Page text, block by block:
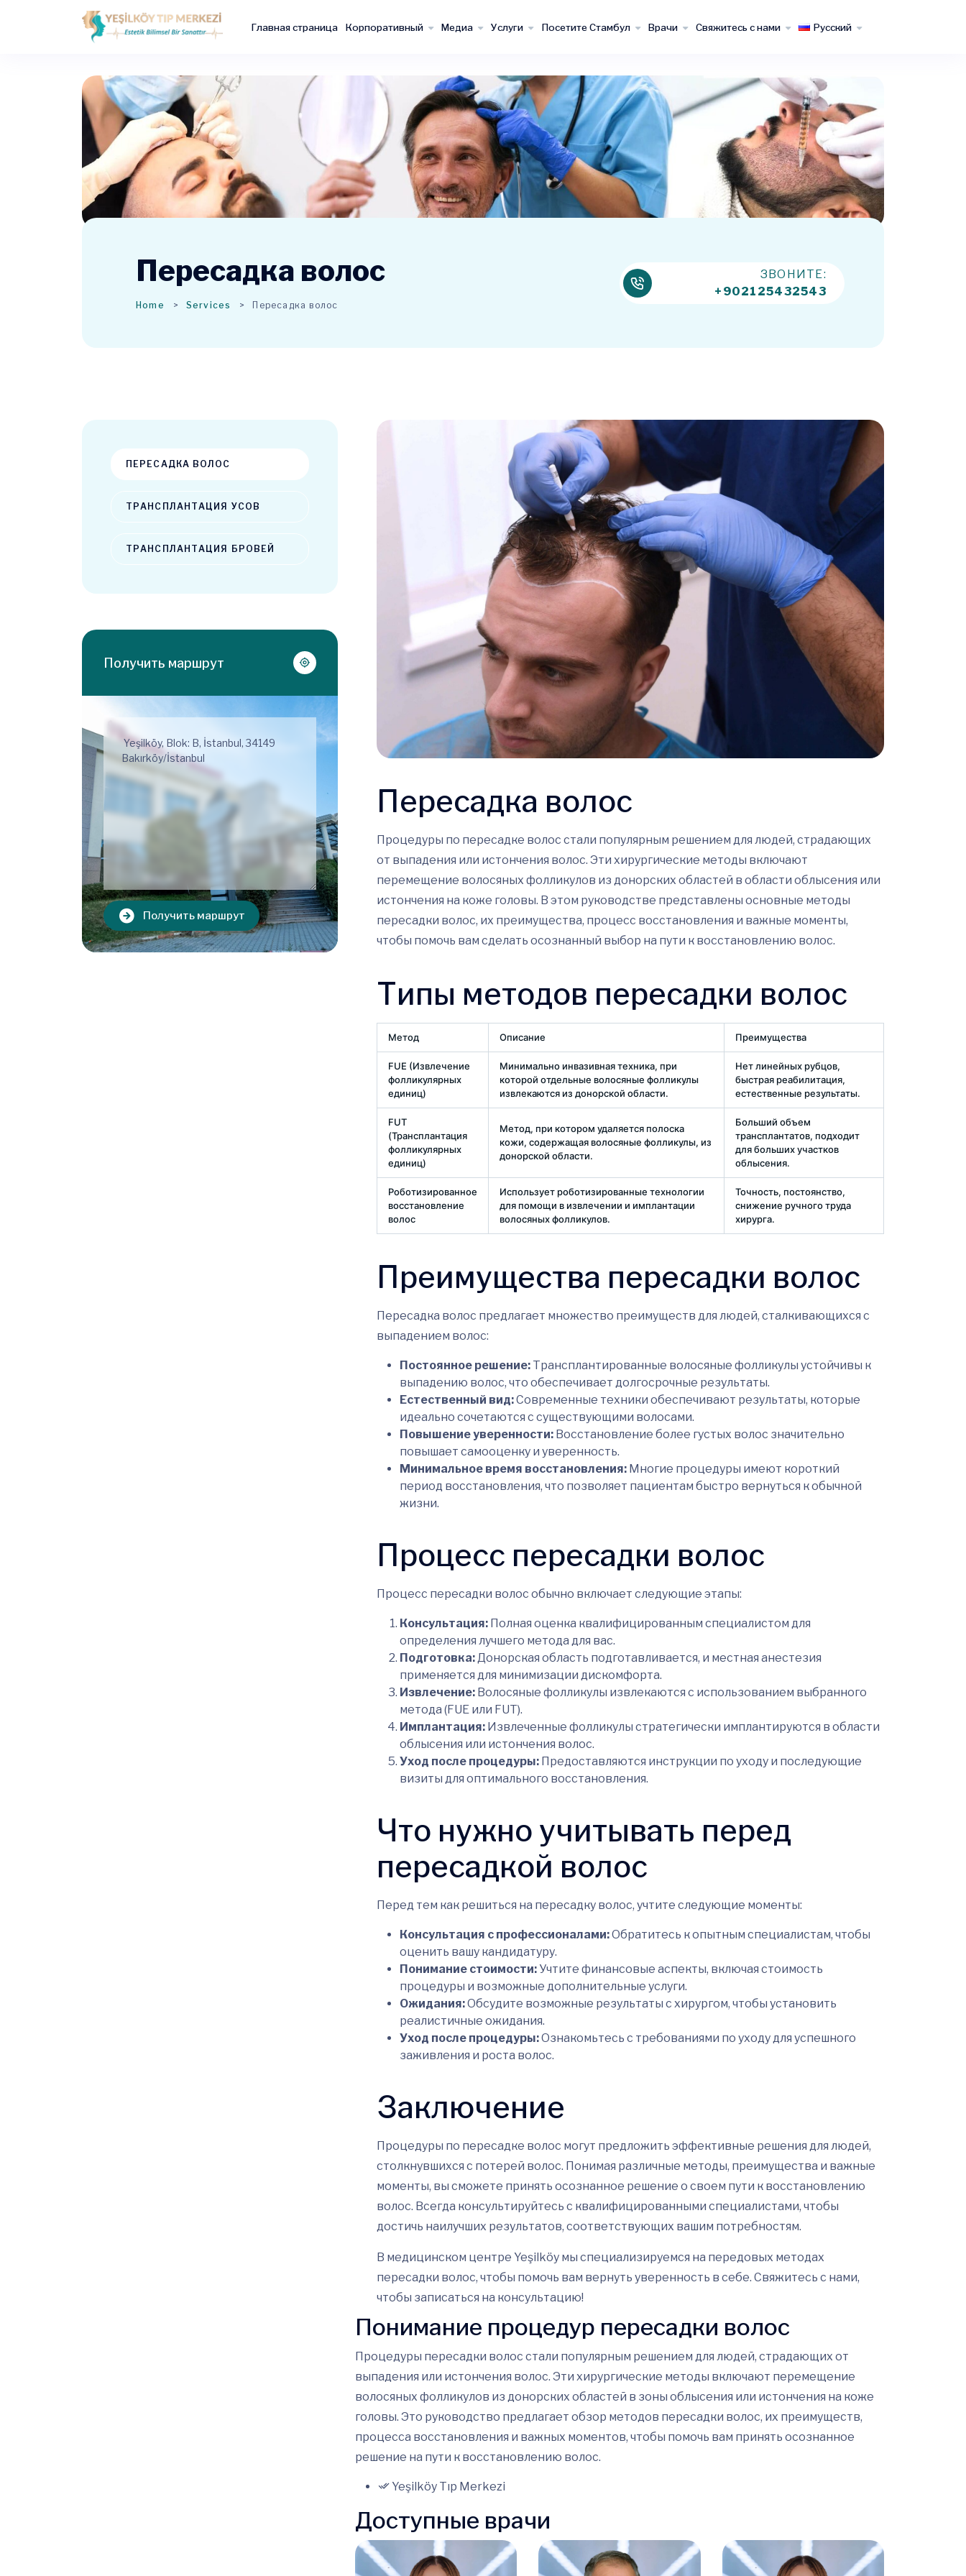
Главная страница Корпоративный Медиа Услуги Посетите Стамбул Врачи Свяжитесь с нами Русский
Пересадка волос
Home Services Пересадка волос
ЗВОНИТЕ:
+902125432543
ПЕРЕСАДКА ВОЛОС
ТРАНСПЛАНТАЦИЯ УСОВ
ТРАНСПЛАНТАЦИЯ БРОВЕЙ
Получить маршрут
Получить маршрут
Пересадка волос
Процедуры по пересадке волос стали популярным решением для людей, страдающих
от выпадения или истончения волос. Эти хирургические методы включают
перемещение волосяных фолликулов из донорских областей в области облысения или
истончения на коже головы. В этом руководстве представлены основные методы
пересадки волос, их преимущества, процесс восстановления и важные моменты,
чтобы помочь вам сделать осознанный выбор на пути к восстановлению волос.
Типы методов пересадки волос
Метод Описание Преимущества
FUE (Извлечение
фолликулярных
единиц)
Минимально инвазивная техника, при
которой отдельные волосяные фолликулы
извлекаются из донорской области.
Нет линейных рубцов,
быстрая реабилитация,
естественные результаты.
FUT
(Трансплантация
фолликулярных
единиц)
Метод, при котором удаляется полоска
кожи, содержащая волосяные фолликулы, из
донорской области.
Больший объем
трансплантатов, подходит
для больших участков
облысения.
Роботизированное
восстановление
волос
Использует роботизированные технологии
для помощи в извлечении и имплантации
волосяных фолликулов.
Точность, постоянство,
снижение ручного труда
хирурга.
Преимущества пересадки волос
Пересадка волос предлагает множество преимуществ для людей, сталкивающихся с
выпадением волос:
Постоянное решение: Трансплантированные волосяные фолликулы устойчивы к
выпадению волос, что обеспечивает долгосрочные результаты.
Естественный вид:Современные техники обеспечивают результаты, которые
идеально сочетаются с существующими волосами.
Повышение уверенности: Восстановление более густых волос значительно
повышает самооценку и уверенность.
Минимальное время восстановления: Многие процедуры имеют короткий
период восстановления, что позволяет пациентам быстро вернуться к обычной
жизни.
Процесс пересадки волос
Процесс пересадки волос обычно включает следующие этапы:
Консультация: Полная оценка квалифицированным специалистом для
определения лучшего метода для вас.
Подготовка:Донорская область подготавливается, и местная анестезия
применяется для минимизации дискомфорта.
Извлечение: Волосяные фолликулы извлекаются с использованием выбранного
метода (FUE или FUT).
Имплантация: Извлеченные фолликулы стратегически имплантируются в области
облысения или истончения волос.
Уход после процедуры: Предоставляются инструкции по уходу и последующие
визиты для оптимального восстановления.
Что нужно учитывать перед
пересадкой волос
Перед тем как решиться на пересадку волос, учтите следующие моменты:
Консультация с профессионалами:Обратитесь к опытным специалистам, чтобы
оценить вашу кандидатуру.
Понимание стоимости: Учтите финансовые аспекты, включая стоимость
процедуры и возможные дополнительные услуги.
Ожидания:Обсудите возможные результаты с хирургом, чтобы установить
реалистичные ожидания.
Уход после процедуры:Ознакомьтесь с требованиями по уходу для успешного
заживления и роста волос.
Заключение
Процедуры по пересадке волос могут предложить эффективные решения для людей,
столкнувшихся с потерей волос. Понимая различные методы, преимущества и важные
моменты, вы сможете принять осознанное решение о своем пути к восстановлению
волос. Всегда консультируйтесь с квалифицированными специалистами, чтобы
достичь наилучших результатов, соответствующих вашим потребностям.
В медицинском центре Yeşilköy мы специализируемся на передовых методах
пересадки волос, чтобы помочь вам вернуть уверенность в себе. Свяжитесь с нами,
чтобы записаться на консультацию!
Понимание процедур пересадки волос
Процедуры пересадки волос стали популярным решением для людей, страдающих от
выпадения или истончения волос. Эти хирургические методы включают перемещение
волосяных фолликулов из донорских областей в зоны облысения или истончения на коже
головы. Это руководство предлагает обзор методов пересадки волос, их преимуществ,
процесса восстановления и важных моментов, чтобы помочь вам принять осознанное
решение на пути к восстановлению волос.
Yeşilköy Tıp Merkezi
Доступные врачи